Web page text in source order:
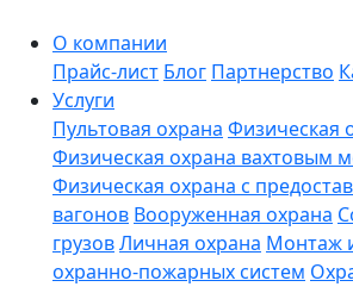
О компании
Прайс-лист Блог Партнерство
Услуги
Пультовая охрана Физическая
Физическая охрана вахтовым
Физическая охрана с
вагонов Вооруженная охрана
грузовЛичная охрана Монтаж
охранно-пожарных систем